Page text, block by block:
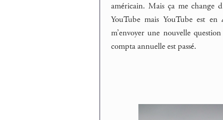
américain. Mais ça me change
YouTube mais YouTube est en
m’envoyer une nouvelle
compta annuelle est passé.